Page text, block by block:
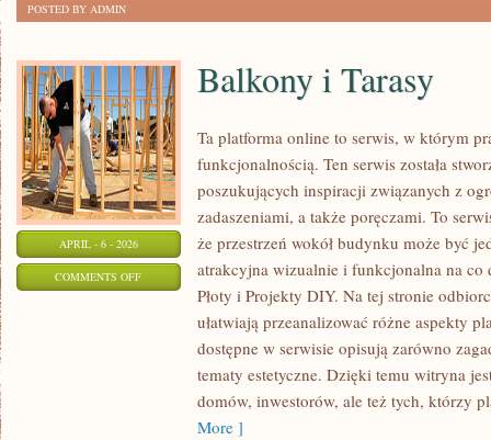
POSTED BY ADMIN
APRIL - 6 - 2026
COMMENTS OFFON
Balkony i Tarasy
Ta platforma online to serwis, w którym
funkcjonalnością. Ten serwis została
poszukujących inspiracji związanych z
zadaszeniami, a także poręczami. To
że przestrzeń wokół budynku może być
atrakcyjna wizualnie i funkcjonalna na co
Płoty i Projekty DIY. Na tej stronie
ułatwiają przeanalizować różne aspekty
dostępne w serwisie opisują zarówno
tematy estetyczne. Dzięki temu witryna
domów, inwestorów, ale też tych, którzy
More ]